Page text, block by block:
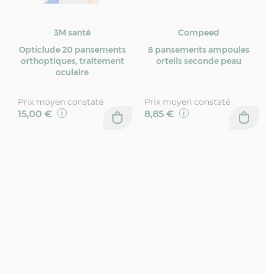
3M santé
Opticlude 20 pansements
orthoptiques, traitement
oculaire
Prix moyen constaté
15,00 €
Compeed
8 pansements ampoules
orteils seconde peau
Prix moyen constaté
8,85 €